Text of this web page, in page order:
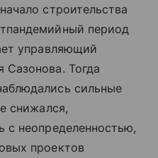
строительства
период
управляющий
Сазонова. Тогда
сильные
снижался,
с неопределенностью,
проектов